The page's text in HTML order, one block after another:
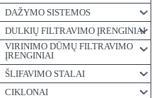
DAŽYMO SISTEMOS
DULKIŲ FILTRAVIMO ĮRENGINIAI
VIRINIMO DŪMŲ FILTRAVIMO
ĮRENGINIAI
ŠLIFAVIMO STALAI
CIKLONAI